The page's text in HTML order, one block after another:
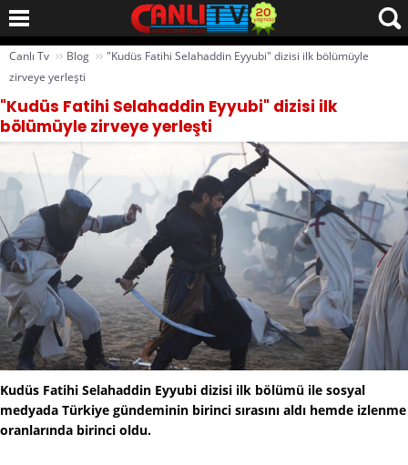
Canlı Tv ›› Blog ›› "Kudüs Fatihi Selahaddin Eyyubi" dizisi ilk bölümüyle
zirveye yerleşti
"Kudüs Fatihi Selahaddin Eyyubi" dizisi ilk
bölümüyle zirveye yerleşti
Kudüs Fatihi Selahaddin Eyyubi dizisi ilk bölümü ile sosyal
medyada Türkiye gündeminin birinci sırasını aldı hemde izlenme
oranlarında birinci oldu.